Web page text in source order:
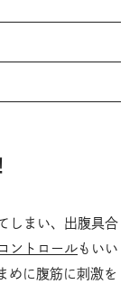
しまい、出腹具合
ントロールもいい
めに腹筋に刺激を